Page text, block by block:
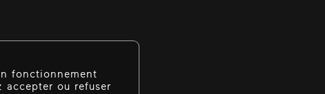
fonctionnement
accepter ou refuser